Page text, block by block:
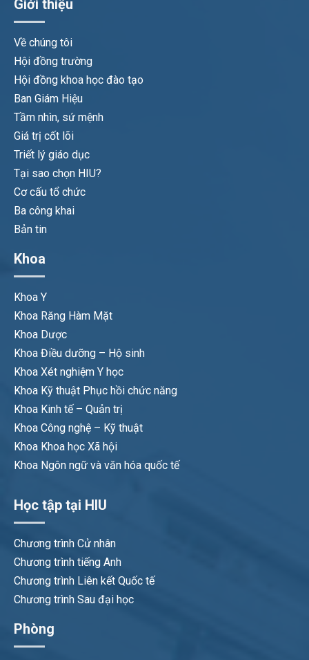
Giới thiệu
Về chúng tôi
Hội đồng trường
Hội đồng khoa học đào tạo
Ban Giám Hiệu
Tầm nhìn, sứ mệnh
Giá trị cốt lõi
Triết lý giáo dục
Tại sao chọn HIU?
Cơ cấu tổ chức
Ba công khai
Bản tin
Khoa
Khoa Y
Khoa Răng Hàm Mặt
Khoa Dược
Khoa Điều dưỡng – Hộ sinh
Khoa Xét nghiệm Y học
Khoa Kỹ thuật Phục hồi chức năng
Khoa Kinh tế – Quản trị
Khoa Công nghệ – Kỹ thuật
Khoa Khoa học Xã hội
Khoa Ngôn ngữ và văn hóa quốc tế
Học tập tại HIU
Chương trình Cử nhân
Chương trình tiếng Anh
Chương trình Liên kết Quốc tế
Chương trình Sau đại học
Phòng